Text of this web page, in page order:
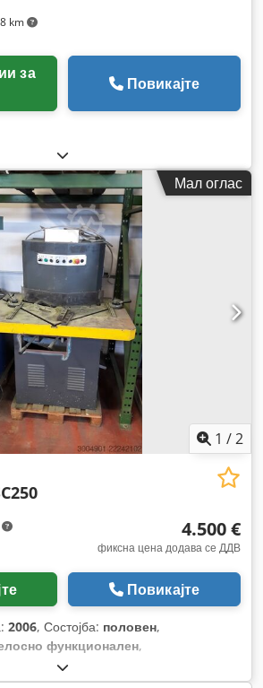
km
Повикајте
Мал оглас
1 /2
4.500 €
фиксна цена додава се ДДВ
Повикајте
2006, Состојба: половен,
функционален,